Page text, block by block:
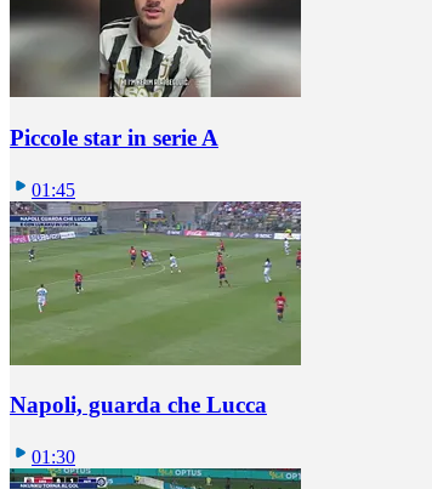
Piccole star in serie A
01:45
Napoli, guarda che Lucca
01:30